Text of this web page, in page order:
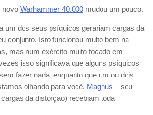
novo Warhammer 40.000 mudou um pouco.
um dos seus psíquicos gerariam cargas da
conjunto. Isto funcionou muito bem na
mas num exército muito focado em
isso significava que alguns psíquicos
fazer nada, enquanto que um ou dois
olhando para você, Magnus – seu
da distorção) recebiam toda